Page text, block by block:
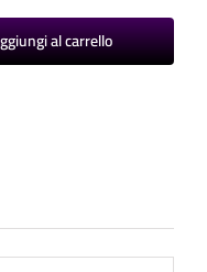
al carrello